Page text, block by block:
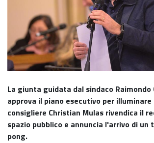
La giunta guidata dal sindaco
approva il piano esecutivo per
consigliere Christian Mulas rivendica il
spazio pubblico e annuncia l'arrivo di un
pong.